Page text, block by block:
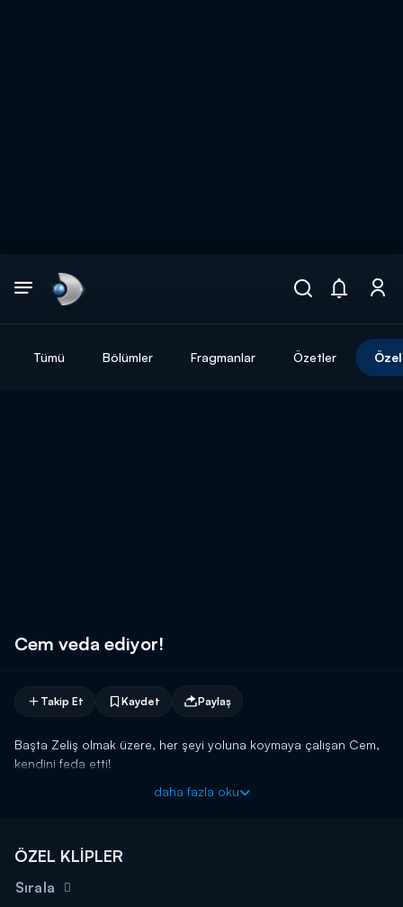
Tümü Bölümler Fragmanlar Özetler
Cem veda ediyor!
Takip Et Kaydet Paylaş
Başta Zeliş olmak üzere, her şeyi yoluna koymaya çalışan Cem,
kendini feda etti!
daha fazla oku
ÖZEL KLİPLER
Sırala